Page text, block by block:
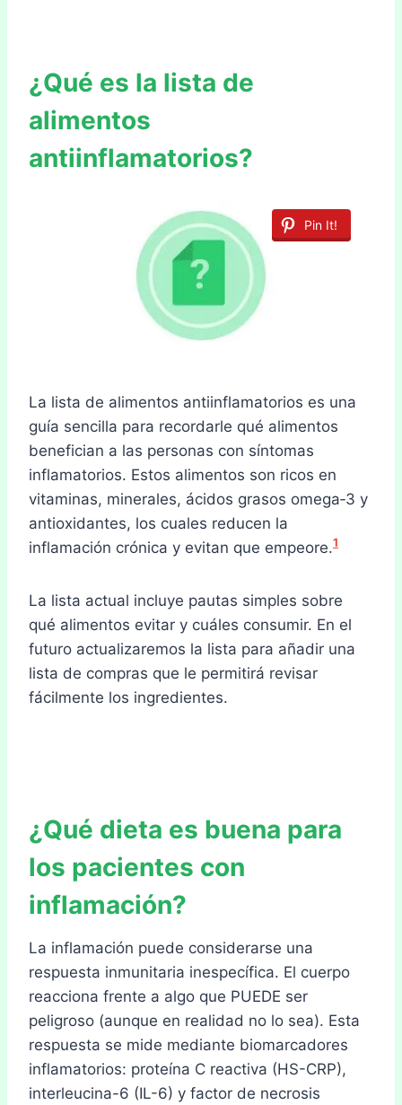
¿Qué es la lista de
alimentos
antiinflamatorios?
Pin It!
La lista de alimentos antiinflamatorios es una
guía sencilla para recordarle qué alimentos
benefician a las personas con síntomas
inflamatorios. Estos alimentos son ricos en
vitaminas, minerales, ácidos grasos omega‑3 y
antioxidantes, los cuales reducen la
inflamación crónica y evitan que empeore.1
La lista actual incluye pautas simples sobre
qué alimentos evitar y cuáles consumir. En el
futuro actualizaremos la lista para añadir una
lista de compras que le permitirá revisar
fácilmente los ingredientes.
¿Qué dieta es buena para
los pacientes con
inflamación?
La inflamación puede considerarse una
respuesta inmunitaria inespecífica. El cuerpo
reacciona frente a algo que PUEDE ser
peligroso (aunque en realidad no lo sea). Esta
respuesta se mide mediante biomarcadores
inflamatorios: proteína C reactiva (HS-CRP),
interleucina-6 (IL-6) y factor de necrosis